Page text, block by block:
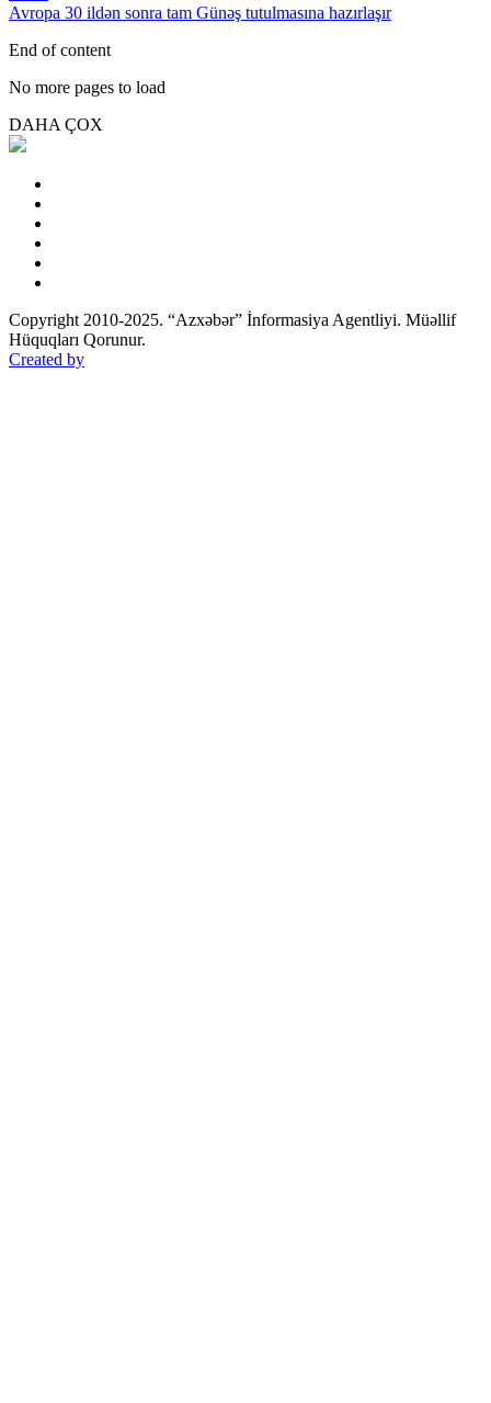
Avropa 30 ildən sonra tam Günəş tutulmasına hazırlaşır
End of content
No more pages to load
DAHA ÇOX
Copyright 2010-2025. “Azxəbər” İnformasiya Agentliyi. Müəllif
Hüquqları Qorunur.
Created by